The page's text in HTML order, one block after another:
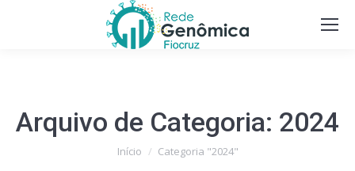
Arquivo de Categoria: 2024
Você está aqui:
Início Categoria "2024"